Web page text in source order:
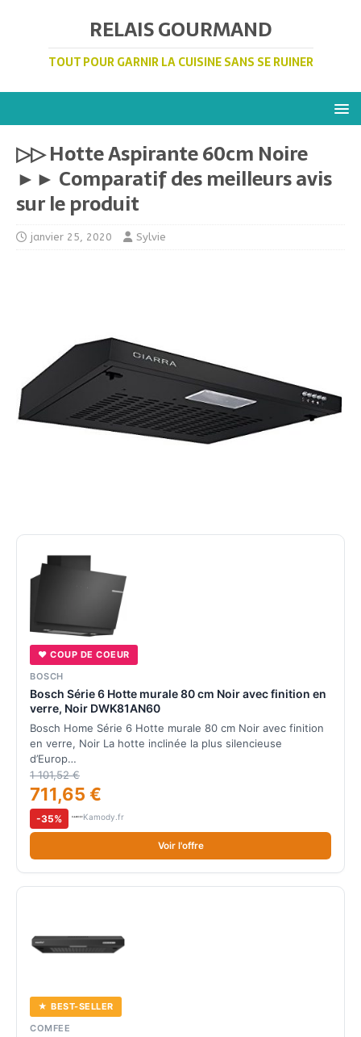
RELAIS GOURMAND
TOUT POUR GARNIR LA CUISINE SANS SE RUINER
▷▷ Hotte Aspirante 60cm Noire
►► Comparatif des meilleurs avis
sur le produit
janvier 25, 2020 Sylvie
♥ COUP DE COEUR
BOSCH
Bosch Série 6 Hotte murale 80 cm Noir avec finition en
verre, Noir DWK81AN60
Bosch Home Série 6 Hotte murale 80 cm Noir avec finition
en verre, Noir La hotte inclinée la plus silencieuse
d’Europ…
1 101,52 €
711,65 €
-35% Kamody.fr
Voir l'offre
★ BEST-SELLER
COMFEE